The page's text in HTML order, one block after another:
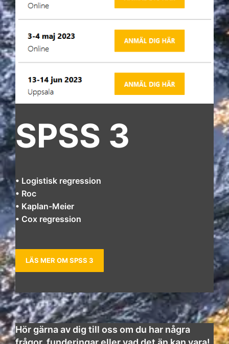
SPSS 3
• Logistisk regression
• Roc
• Kaplan-Meier
• Cox regression
LÄS MER OM SPSS 3
Hör gärna av dig till oss om du har några